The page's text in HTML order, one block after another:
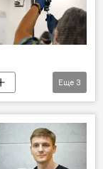
Еще 3